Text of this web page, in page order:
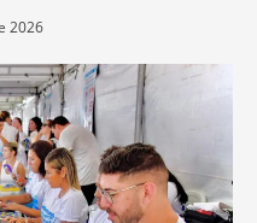
2026